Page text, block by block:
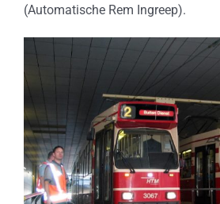
(Automatische Rem Ingreep).